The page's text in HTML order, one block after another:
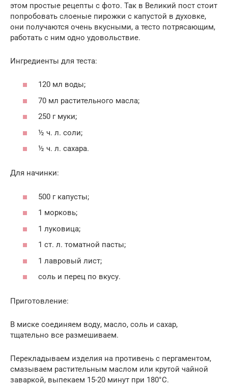
этом простые рецепты с фото. Так в Великий пост стоит
попробовать слоеные пирожки с капустой в духовке,
они получаются очень вкусными, а тесто потрясающим,
работать с ним одно удовольствие.
Ингредиенты для теста:
120 мл воды;
70 мл растительного масла;
250 г муки;
½ ч. л. соли;
½ ч. л. сахара.
Для начинки:
500 г капусты;
1 морковь;
1 луковица;
1 ст. л. томатной пасты;
1 лавровый лист;
соль и перец по вкусу.
Приготовление:
В миске соединяем воду, масло, соль и сахар,
тщательно все размешиваем.
Перекладываем изделия на противень с пергаментом,
смазываем растительным маслом или крутой чайной
заваркой, выпекаем 15-20 минут при 180°С.